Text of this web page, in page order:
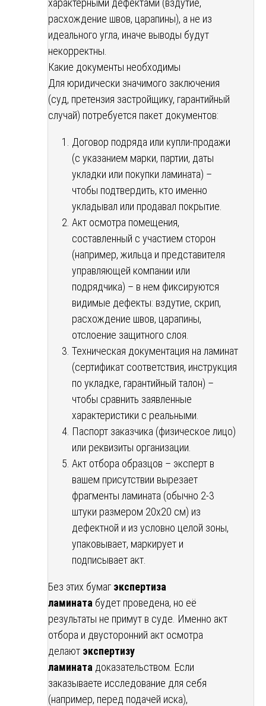
характерными дефектами (вздутие,
расхождение швов, царапины), а не из
идеального угла, иначе выводы будут
некорректны.
Какие документы необходимы
Для юридически значимого заключения
(суд, претензия застройщику, гарантийный
случай) потребуется пакет документов:
Договор подряда или купли-продажи
(с указанием марки, партии, даты
укладки или покупки ламината) –
чтобы подтвердить, кто именно
укладывал или продавал покрытие.
Акт осмотра помещения,
составленный с участием сторон
(например, жильца и представителя
управляющей компании или
подрядчика) – в нем фиксируются
видимые дефекты: вздутие, скрип,
расхождение швов, царапины,
отслоение защитного слоя.
Техническая документация на ламинат
(сертификат соответствия, инструкция
по укладке, гарантийный талон) –
чтобы сравнить заявленные
характеристики с реальными.
Паспорт заказчика (физическое лицо)
или реквизиты организации.
Акт отбора образцов – эксперт в
вашем присутствии вырезает
фрагменты ламината (обычно 2-3
штуки размером 20х20 см) из
дефектной и из условно целой зоны,
упаковывает, маркирует и
подписывает акт.
Без этих бумаг экспертиза
ламината будет проведена, но её
результаты не примут в суде. Именно акт
отбора и двусторонний акт осмотра
делают экспертизу
ламината доказательством. Если
заказываете исследование для себя
(например, перед подачей иска),